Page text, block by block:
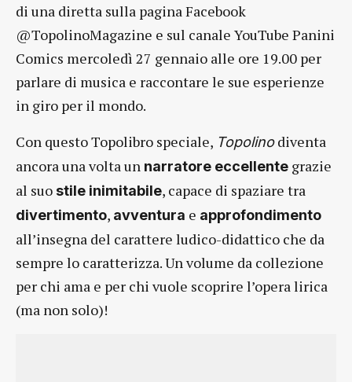
di una diretta sulla pagina Facebook
@TopolinoMagazine e sul canale YouTube Panini
Comics mercoledì 27 gennaio alle ore 19.00 per
parlare di musica e raccontare le sue esperienze
in giro per il mondo.
Con questo Topolibro speciale, Topolinodiventa
ancora una volta un narratore eccellente grazie
al suostile inimitabile, capace di spaziare tra
divertimento, avventura e approfondimento
all’insegna del carattere ludico-didattico che da
sempre lo caratterizza. Un volume da collezione
per chi ama e per chi vuole scoprire l’opera lirica
(ma non solo)!